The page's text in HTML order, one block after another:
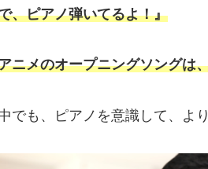
、ピアノ弾いてるよ！』
ニメのオープニングソングは
でも、ピアノを意識して、よ